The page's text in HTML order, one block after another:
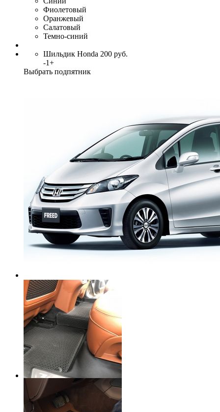
Фиолетовый
Оранжевый
Салатовый
Темно-синий
Шильдик Honda 200 руб.
-1+
Выбрать подпятник